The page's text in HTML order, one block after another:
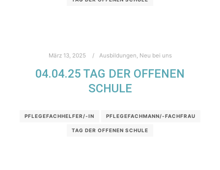
März 13, 2025 Ausbildungen, Neu bei uns
04.04.25 TAG DER OFFENEN
SCHULE
PFLEGEFACHHELFER/-IN PFLEGEFACHMANN/-FACHFRAU
TAG DER OFFENEN SCHULE